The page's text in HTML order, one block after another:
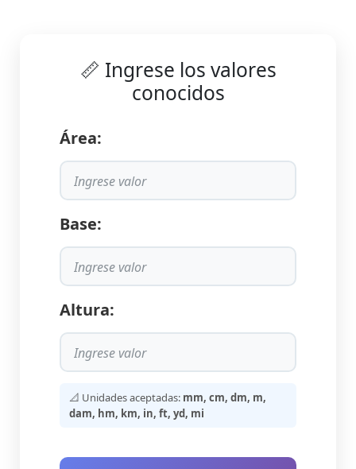
📏 Ingrese los valores
conocidos
Área:
Base:
Altura:
📐 Unidades aceptadas: mm, cm, dm, m,
dam, hm, km, in, ft, yd, mi